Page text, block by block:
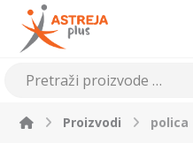
Proizvodi polica